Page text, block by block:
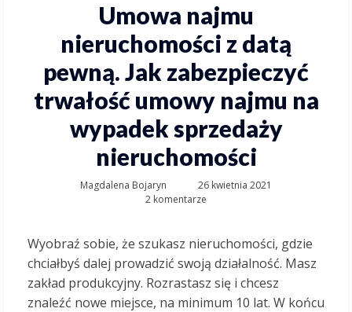
Umowa najmu
nieruchomości z datą
pewną. Jak zabezpieczyć
trwałość umowy najmu na
wypadek sprzedaży
nieruchomości
Magdalena Bojaryn
26 kwietnia 2021
2 komentarze
Wyobraź sobie, że szukasz nieruchomości, gdzie
chciałbyś dalej prowadzić swoją działalność. Masz
zakład produkcyjny. Rozrastasz się i chcesz
znaleźć nowe miejsce, na minimum 10 lat. W końcu